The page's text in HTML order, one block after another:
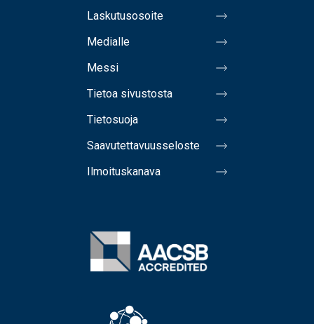
Laskutusosoite
Medialle
Messi
Tietoa sivustosta
Tietosuoja
Saavutettavuusseloste
Ilmoituskanava
Image
Image